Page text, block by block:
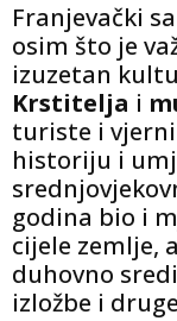
Franjevački
osim što je
izuzetan
Krstitelja i
turiste i
historiju i
godina bio i
cijele zemlje,
duhovno
izložbe i